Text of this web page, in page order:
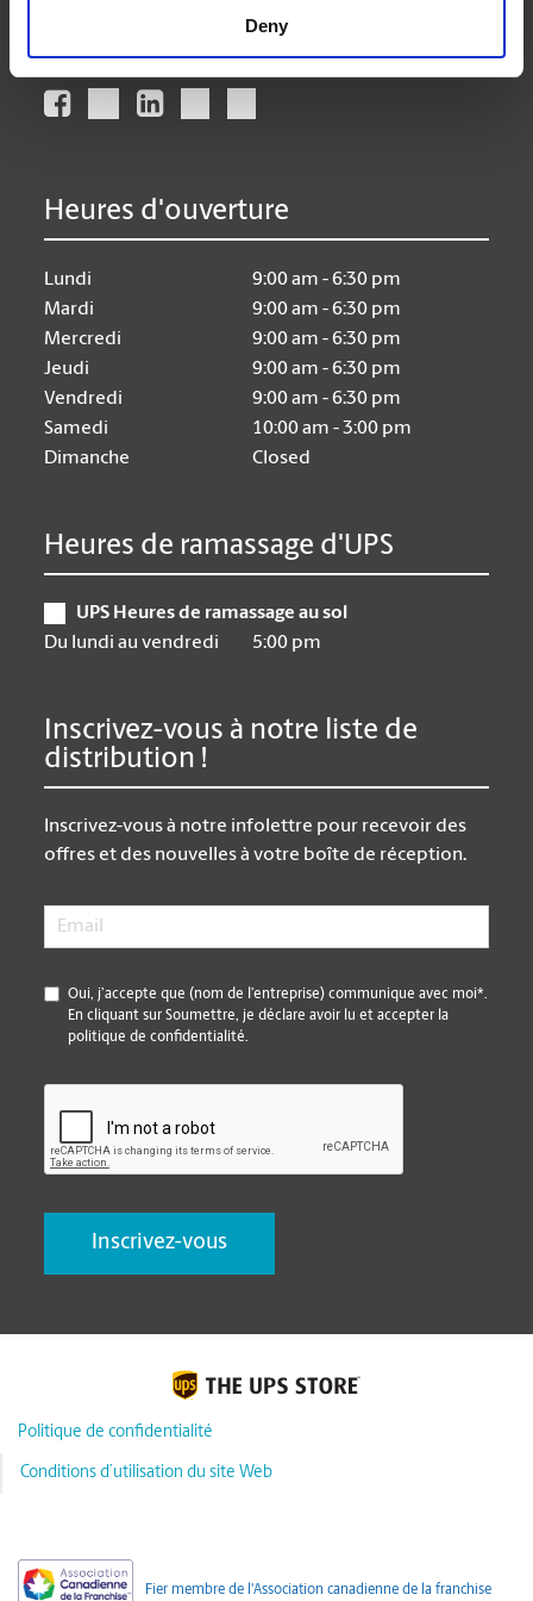
Deny
Heures d'ouverture
Lundi
9:00 am - 6:30 pm
Mardi
9:00 am - 6:30 pm
Mercredi
9:00 am - 6:30 pm
Jeudi
9:00 am - 6:30 pm
Vendredi
9:00 am - 6:30 pm
Samedi
10:00 am - 3:00 pm
Dimanche
Closed
Heures de ramassage d'UPS
UPS Heures de ramassage au sol
Du lundi au vendredi
5:00 pm
Inscrivez-vous à notre liste de
distribution !
Inscrivez-vous à notre infolettre pour recevoir des
offres et des nouvelles à votre boîte de réception.
Email
*
Oui, j’accepte que (nom de l’entreprise) communique avec moi*.
En cliquant sur Soumettre, je déclare avoir lu et accepter la
politique de confidentialité.
Politique de confidentialité
Conditions d’utilisation du site Web
Fier membre de l'Association canadienne de la franchise